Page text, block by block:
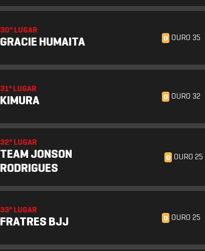
30º LUGAR
GRACIE HUMAITA O OURO 35
31º LUGAR
KIMURA O OURO 32
32º LUGAR
TEAM JONSON
RODRIGUES
O OURO 25
33º LUGAR
FRATRES BJJ O OURO 25